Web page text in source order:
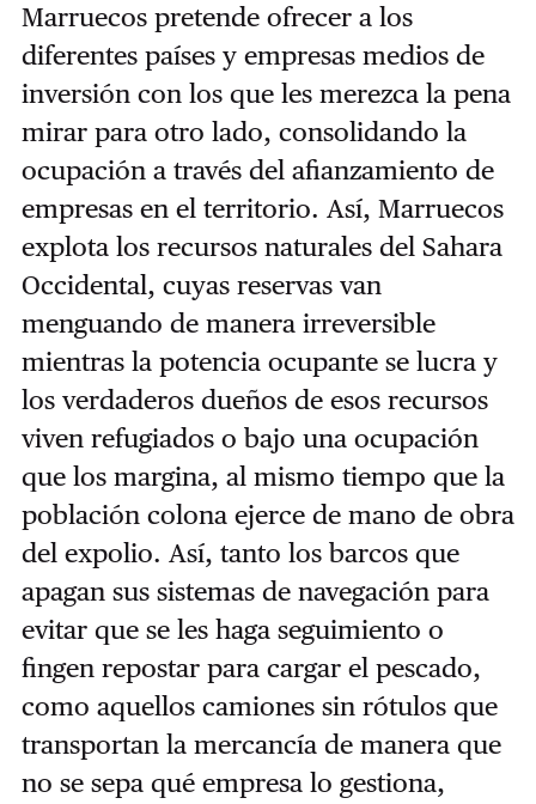
Marruecos pretende ofrecer a los
diferentes países y empresas medios de
inversión con los que les merezca la pena
mirar para otro lado, consolidando la
ocupación a través del afianzamiento de
empresas en el territorio. Así, Marruecos
explota los recursos naturales del Sahara
Occidental, cuyas reservas van
menguando de manera irreversible
mientras la potencia ocupante se lucra y
los verdaderos dueños de esos recursos
viven refugiados o bajo una ocupación
que los margina, al mismo tiempo que la
población colona ejerce de mano de obra
del expolio. Así, tanto los barcos que
apagan sus sistemas de navegación para
evitar que se les haga seguimiento o
fingen repostar para cargar el pescado,
como aquellos camiones sin rótulos que
transportan la mercancía de manera que
no se sepa qué empresa lo gestiona,